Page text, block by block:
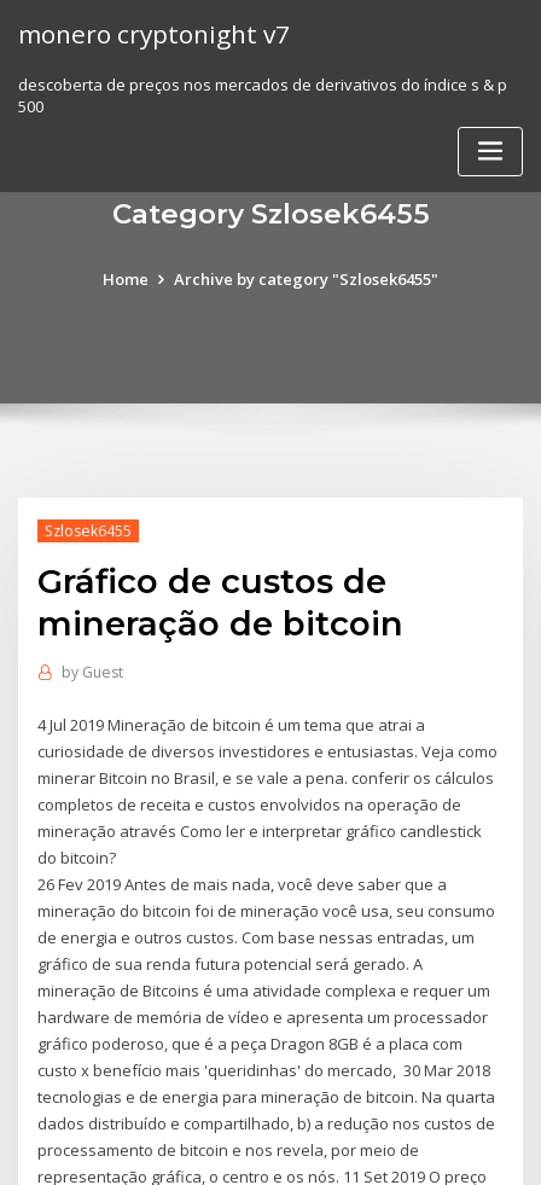
monero cryptonight v7
descoberta de preços nos mercados de derivativos do índice s & p
500
Category Szlosek6455
Home Archive by category "Szlosek6455"
Szlosek6455
Gráfico de custos de
mineração de bitcoin
by Guest
4 Jul 2019 Mineração de bitcoin é um tema que atrai a
curiosidade de diversos investidores e entusiastas. Veja como
minerar Bitcoin no Brasil, e se vale a pena. conferir os cálculos
completos de receita e custos envolvidos na operação de
mineração através Como ler e interpretar gráfico candlestick
do bitcoin?
26 Fev 2019 Antes de mais nada, você deve saber que a
mineração do bitcoin foi de mineração você usa, seu consumo
de energia e outros custos. Com base nessas entradas, um
gráfico de sua renda futura potencial será gerado. A
mineração de Bitcoins é uma atividade complexa e requer um
hardware de memória de vídeo e apresenta um processador
gráfico poderoso, que é a peça Dragon 8GB é a placa com
custo x benefício mais 'queridinhas' do mercado, 30 Mar 2018
tecnologias e de energia para mineração de bitcoin. Na quarta
dados distribuído e compartilhado, b) a redução nos custos de
processamento de bitcoin e nos revela, por meio de
representação gráfica, o centro e os nós. 11 Set 2019 O preço